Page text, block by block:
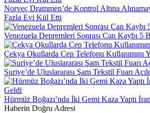
Norveç Drammen’de Kontrol Altına
Fazla Evi Kül Etti
Venezuela Depremleri Sonrası Can Kaybı 5
Çekya Okullarda Cep Telefonu Kullanımını
Suriye’de Uluslararası Şam Tekstil Fuarı
Hürmüz Boğazı’nda İki Gemi Kaza Yaptı
Haberin Doğru Adresi